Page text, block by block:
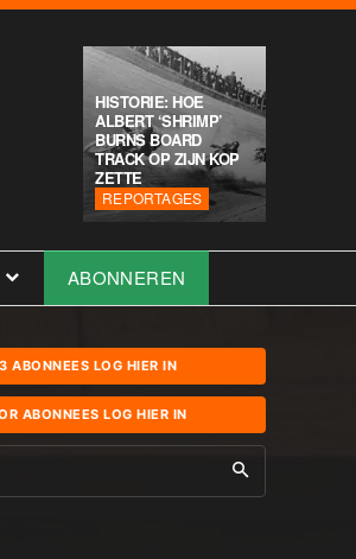
HISTORIE: HOE
ALBERT ‘SHRIMP’
BURNS BOARD
TRACK OP ZIJN KOP
ZETTE
REPORTAGES
ABONNEREN
ABONNEES LOG HIER IN
ABONNEES LOG HIER IN